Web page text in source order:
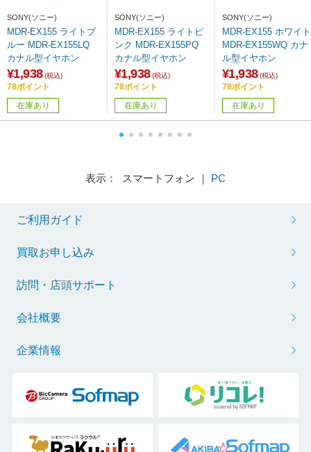
SONY(ソニー)
MDR-EX155 ライトブ
ルー MDR-EX155LQ
カナル型イヤホン
¥1,938 (税込)
78ポイント
在庫あり
SONY(ソニー)
MDR-EX155 ライトピ
ンク MDR-EX155PQ
カナル型イヤホン
¥1,938 (税込)
78ポイント
在庫あり
SONY(ソニー)
MDR-EX155 ホワイト
MDR-EX155WQ カナ
ル型イヤホン
¥1,938 (税込)
78ポイント
在庫あり
表示： スマートフォン ｜ PC
ご利用ガイド
買取お申し込み
訪問・店頭サポート
会社概要
企業情報